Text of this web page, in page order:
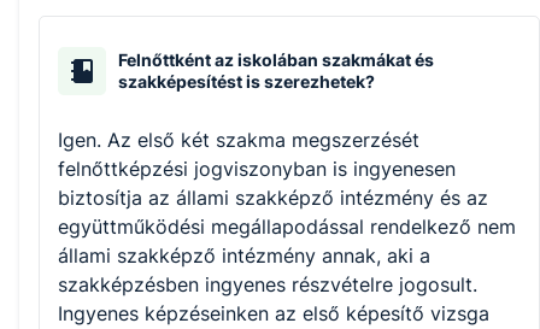
Felnőttként az iskolában szakmákat és
szakképesítést is szerezhetek?
Igen. Az első két szakma megszerzését
felnőttképzési jogviszonyban is ingyenesen
biztosítja az állami szakképző intézmény és az
együttműködési megállapodással rendelkező nem
állami szakképző intézmény annak, aki a
szakképzésben ingyenes részvételre jogosult.
Ingyenes képzéseinken az első képesítő vizsga